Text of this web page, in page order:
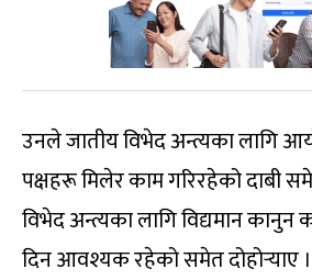
उनले जातीय विभेद अन्त्यका लागि
पक्षहरू मिलेर काम गरिरहेको दाबी
विभेद अन्त्यका लागि विद्यमान कानुन
दिन आवश्यक रहेको समेत दोहोर्‍याए ।